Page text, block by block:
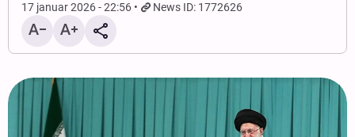
17 januar 2026 - 22:56 News ID: 1772626